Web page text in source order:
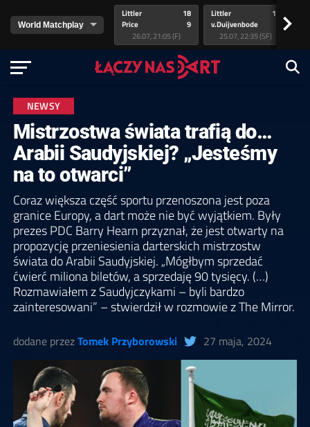
Littler
Price
18
9
26.07, 21:05 (F)
Littler
v.Duijvenbode
17
25.07, 22:35 (SF)
>
NEWSY
Mistrzostwa świata trafią do…
Arabii Saudyjskiej? „Jesteśmy
na to otwarci”
Coraz większa część sportu przenoszona jest poza
granice Europy, a dart może nie być wyjątkiem. Były
prezes PDC Barry Hearn przyznał, że jest otwarty na
propozycję przeniesienia darterskich mistrzostw
świata do Arabii Saudyjskiej. „Mógłbym sprzedać
ćwierć miliona biletów, a sprzedaję 90 tysięcy. (…)
Rozmawiałem z Saudyjczykami – byli bardzo
zainteresowani” – stwierdził w rozmowie z The Mirror.
dodane przezTomek Przyborowski 27 maja, 2024